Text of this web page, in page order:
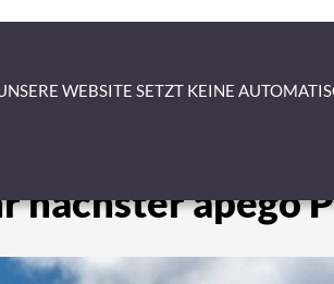
nächster apego
WEBSITE SETZT KEINE